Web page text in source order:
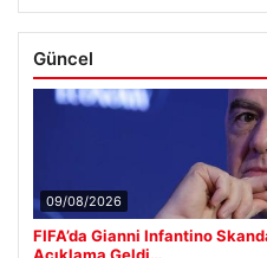
Güncel
09/08/2026
FIFA’da Gianni Infantino